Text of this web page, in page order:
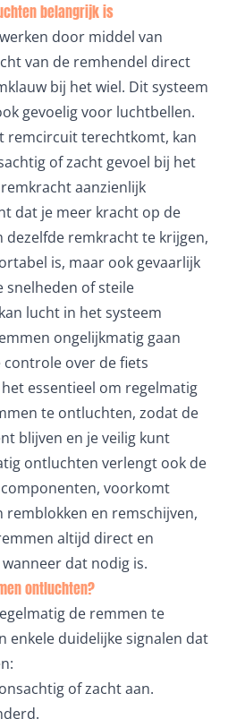
belangrijk is
door middel van
van de remhendel direct
bij het wiel. Dit systeem
gevoelig voor luchtbellen.
remcircuit terechtkomt, kan
of zacht gevoel bij het
aanzienlijk
dat je meer kracht op de
remkracht te krijgen,
is, maar ook gevaarlijk
snelheden of steile
lucht in het systeem
ongelijkmatig gaan
over de fiets
essentieel om regelmatig
te ontluchten, zodat de
blijven en je veilig kunt
ontluchten verlengt ook de
voorkomt
remblokken en remschijven,
altijd direct en
dat nodig is.
ontluchten?
de remmen te
enkele duidelijke signalen dat
of zacht aan.